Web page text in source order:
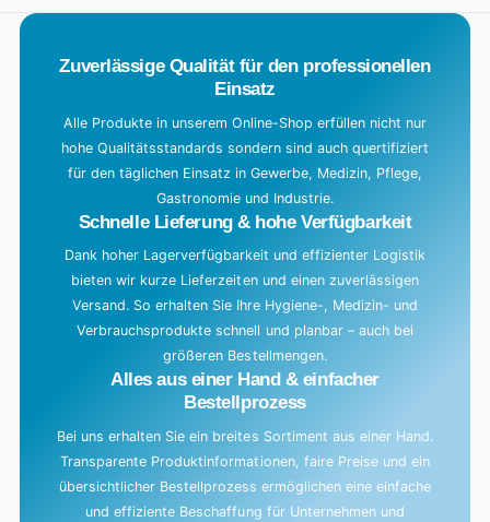
a
Zuverlässige Qualität für den professionellen
Einsatz
Alle Produkte in unserem Online-Shop erfüllen nicht nur
hohe Qualitätsstandards sondern sind auch quertifiziert
für den täglichen Einsatz in Gewerbe, Medizin, Pflege,
Gastronomie und Industrie.
Schnelle Lieferung & hohe Verfügbarkeit
Dank hoher Lagerverfügbarkeit und effizienter Logistik
bieten wir kurze Lieferzeiten und einen zuverlässigen
Versand. So erhalten Sie Ihre Hygiene-, Medizin- und
Verbrauchsprodukte schnell und planbar – auch bei
größeren Bestellmengen.
Alles aus einer Hand & einfacher
Bestellprozess
Bei uns erhalten Sie ein breites Sortiment aus einer Hand.
Transparente Produktinformationen, faire Preise und ein
übersichtlicher Bestellprozess ermöglichen eine einfache
und effiziente Beschaffung für Unternehmen und